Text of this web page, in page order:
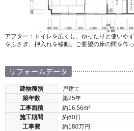
アフター：トイレを広くし、ゆったりと使いや
をふさぎ、押入れを移動。ご要望の床の間を作っ
リフォームデータ
建物種別
戸建て
築年数
築25年
工事面積
約16.56m2
施工期間
約60日
工事費
約180万円